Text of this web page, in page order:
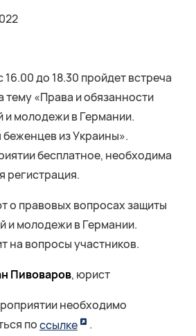
16.00 до 18.30 пройдет встреча
тему «Права и обязанности
и молодежи в Германии.
из Украины».
бесплатное, необходима
регистрация.
о правовых вопросах защиты
и молодежи в Германии.
на вопросы участников.
Пивоваров, юрист
необходимо
поссылке
.